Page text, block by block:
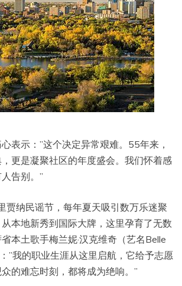
表示：”这个决定异常艰难。55年来，
更是凝聚社区的年度盛会。我们怀着感
告别。”
贾纳民谣节，每年夏天吸引数万乐迷聚
本地新秀到国际大牌，这里孕育了无数
本土歌手梅兰妮·汉克维奇（艺名Belle
”我的职业生涯从这里启航，它给予志愿
的难忘时刻，都将成为绝响。”